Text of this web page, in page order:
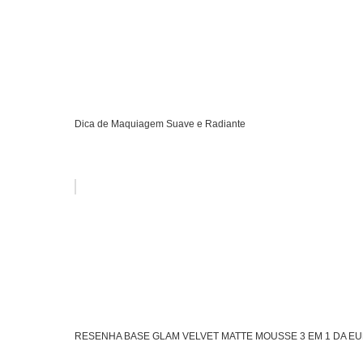
Dica de Maquiagem Suave e Radiante
RESENHA BASE GLAM VELVET MATTE MOUSSE 3 EM 1 DA